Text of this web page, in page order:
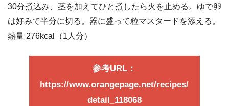
30分煮込み、茎を加えてひと煮したら火を止める。ゆで卵
は好みで半分に切る。器に盛って粒マスタードを添える。
熱量 276kcal（1人分）
参考URL：
https://www.orangepage.net/recipes/
detail_118068